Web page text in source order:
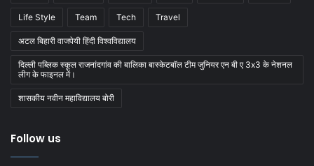
Life Style Team Tech Travel
अटल बिहारी वाजपेयी हिंदी विश्वविद्यालय
दिल्ली पब्लिक स्कूल राजनांदगांव की बालिका बास्केटबाॅल टीम जुनियर एन बी ए 3x3 के नेशनल
लीग के फाइनल में।
शासकीय नवीन महाविद्यालय बोरी
Follow us